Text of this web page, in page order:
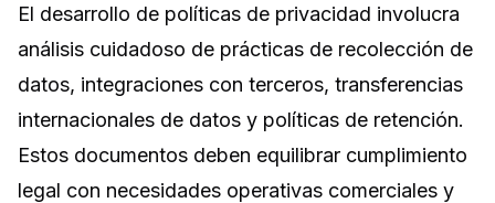
El desarrollo de políticas de privacidad involucra
análisis cuidadoso de prácticas de recolección de
datos, integraciones con terceros, transferencias
internacionales de datos y políticas de retención.
Estos documentos deben equilibrar cumplimiento
legal con necesidades operativas comerciales y